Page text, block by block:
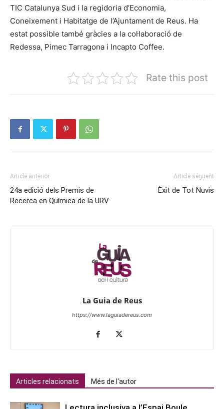
TIC Catalunya Sud i la regidoria d’Economia,
Coneixement i Habitatge de l’Ajuntament de Reus. Ha
estat possible també gràcies a la col·laboració de
Redessa, Pimec Tarragona i Incapto Coffee.
Rate this post
Article anterior
24a edició dels Premis de
Recerca en Química de la URV
Article següent
Èxit de Tot Nuvis
La Guia de Reus
https://www.laguiadereus.com
Articles relacionats Més de l'autor